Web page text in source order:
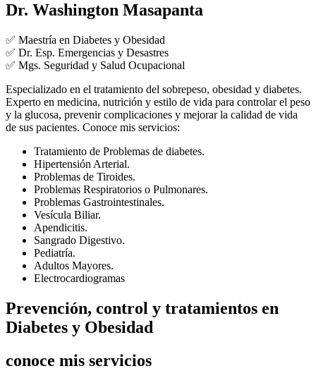
Dr. Washington Masapanta
✅ Maestría en Diabetes y Obesidad
✅ Dr. Esp. Emergencias y Desastres
✅ Mgs. Seguridad y Salud Ocupacional
Especializado en el tratamiento del sobrepeso, obesidad y diabetes.
Experto en medicina, nutrición y estilo de vida para controlar el peso
y la glucosa, prevenir complicaciones y mejorar la calidad de vida
de sus pacientes. Conoce mis servicios:
Tratamiento de Problemas de diabetes.
Hipertensión Arterial.
Problemas de Tiroides.
Problemas Respiratorios o Pulmonares.
Problemas Gastrointestinales.
Vesícula Biliar.
Apendicitis.
Sangrado Digestivo.
Pediatría.
Adultos Mayores.
Electrocardiogramas
Prevención, control y tratamientos en
Diabetes y Obesidad
conoce mis servicios